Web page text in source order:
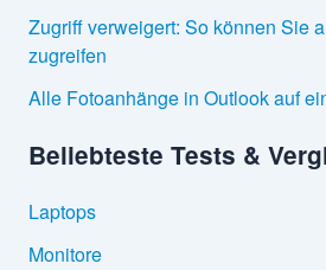
Zugriff verweigert: So können Sie
zugreifen
Alle Fotoanhänge in Outlook auf
Beliebteste Tests &
Laptops
Monitore